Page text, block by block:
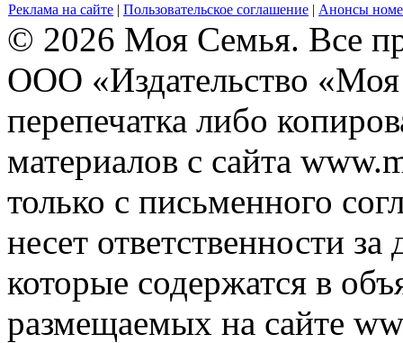
Реклама на сайте | Пользовательское соглашение | Анонсы
© 2026 Моя Семья. Все
ООО «Издательство
перепечатка либо
материалов с сайта
только с письменного
несет ответственности
которые содержатся в
размещаемых на сайте